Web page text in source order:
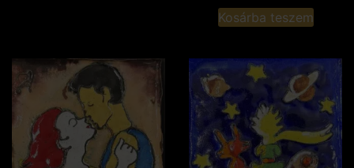
Kosárba teszem